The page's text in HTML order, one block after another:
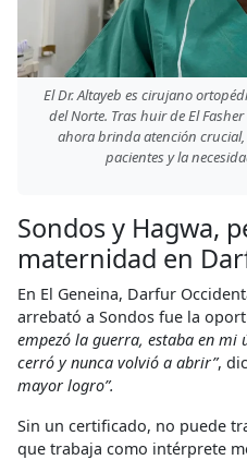
El Dr. Altayeb es cirujano
del Norte. Tras huir de El
ahora brinda atención
pacientes y la
Sondos y Hagwa,
maternidad en
En El Geneina, Darfur
arrebató a Sondos fue la
empezó la guerra, estaba en
cerró y nunca volvió a abrir”,
mayor logro”.
Sin un certificado, no puede
que trabaja como intérprete